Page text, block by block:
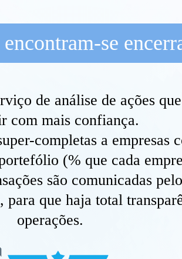
se
de análise de ações
com mais confiança.
completas a empresas
(% que cada
são comunicadas
para que haja total
operações.